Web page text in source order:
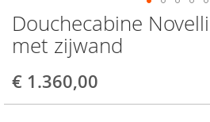
Douchecabine
met zijwand
€ 1.360,00
Skip
to
the
of